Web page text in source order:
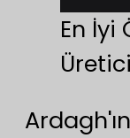
En İyi